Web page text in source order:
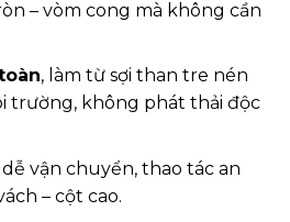
– vòm cong mà không cần
, làm từ sợi than tre nén
trường, không phát thải độc
dễ vận chuyển, thao tác an
– cột cao.